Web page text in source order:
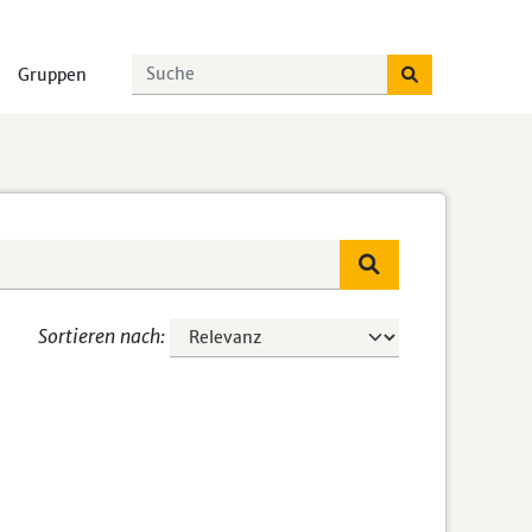
Gruppen
Sortieren nach